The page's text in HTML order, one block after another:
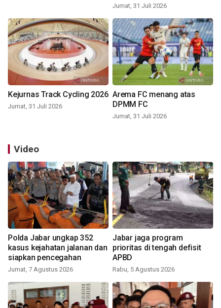
Jumat, 31 Juli 2026
Kejurnas Track Cycling 2026
Jumat, 31 Juli 2026
Arema FC menang atas
DPMM FC
Jumat, 31 Juli 2026
Video
Polda Jabar ungkap 352
kasus kejahatan jalanan dan
siapkan pencegahan
Jumat, 7 Agustus 2026
Jabar jaga program
prioritas di tengah defisit
APBD
Rabu, 5 Agustus 2026